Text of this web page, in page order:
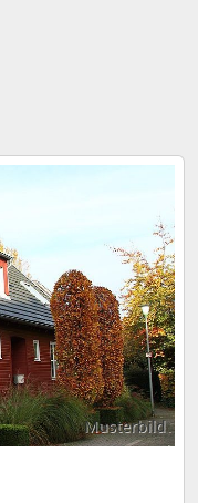
Musterbild